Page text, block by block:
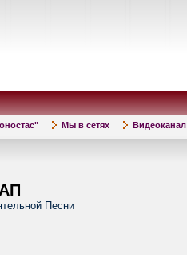
Мы в сетях Видеоканал
Песни